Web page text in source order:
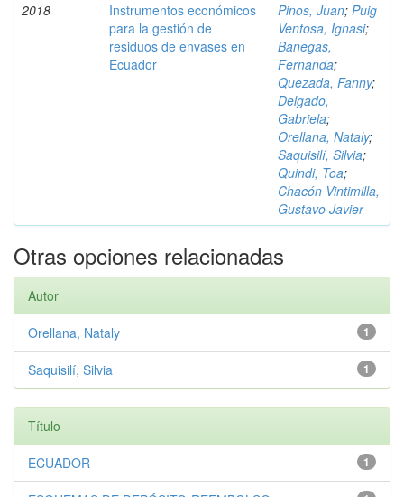
2018
Instrumentos económicos
para la gestión de
residuos de envases en
Ecuador
Pinos, Juan; Puig
Ventosa, Ignasi;
Banegas,
Fernanda;
Quezada, Fanny;
Delgado,
Gabriela;
Orellana, Nataly;
Saquisilí, Silvia;
Quindi, Toa;
Chacón Vintimilla,
Gustavo Javier
Otras opciones relacionadas
Autor
1
Orellana, Nataly
1
Saquisilí, Silvia
Título
1
ECUADOR